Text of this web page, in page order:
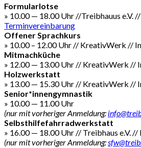
Formularlotse
» 10.00 — 18.00 Uhr //Treibhauus e.V.
Terminvereinbarung
Offener Sprachkurs
» 10.00 – 12.00 Uhr // KreativWerk //
Mitmachküche
» 12.00 — 13.00 Uhr // KreativWerk //
Holzwerkstatt
» 13.00 — 15.30 Uhr // KreativWerk //
Senior*innengymnastik
» 10.00 — 11.00 Uhr
(nur mit vorheriger Anmeldung:
Selbsthilfefahrradwerkstatt
» 16.00 — 18.00 Uhr // Treibhaus e.V.
(nur mit vorheriger Anmeldung: